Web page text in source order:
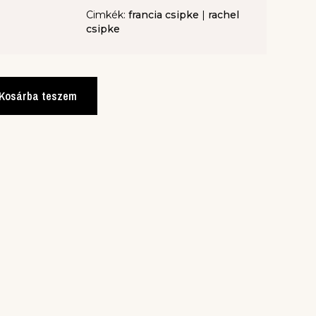
Cimkék: francia csipke | rachel
csipke
teszem